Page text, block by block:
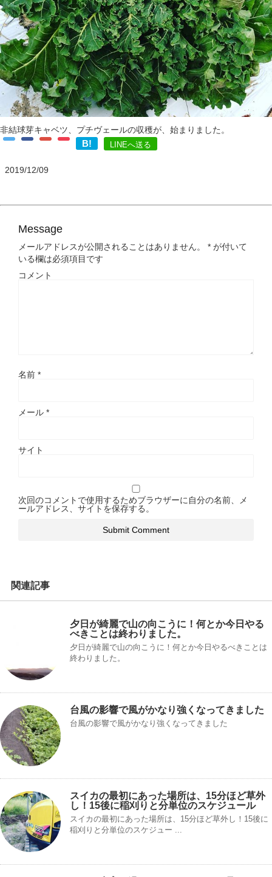
非結球芽キャベツ、プチヴェールの収穫が、始まりました。
B! LINEへ送る
2019/12/09
Message
メールアドレスが公開されることはありません。 * が付いて
いる欄は必須項目です
コメント
名前 *
メール *
サイト
次回のコメントで使用するためブラウザーに自分の名前、メ
ールアドレス、サイトを保存する。
関連記事
夕日が綺麗で山の向こうに！何とか今日やる
べきことは終わりました。
夕日が綺麗で山の向こうに！何とか今日やるべきことは
終わりました。
台風の影響で風がかなり強くなってきました
台風の影響で風がかなり強くなってきました
スイカの最初にあった場所は、15分ほど草外
し！15後に稲刈りと分単位のスケジュール
スイカの最初にあった場所は、15分ほど草外し！15後に
稲刈りと分単位のスケジュー ...